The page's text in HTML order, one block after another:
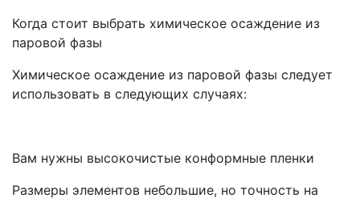
Когда стоит выбрать химическое осаждение из
паровой фазы
Химическое осаждение из паровой фазы следует
использовать в следующих случаях:
Вам нужны высокочистые конформные пленки
Размеры элементов небольшие, но точность на